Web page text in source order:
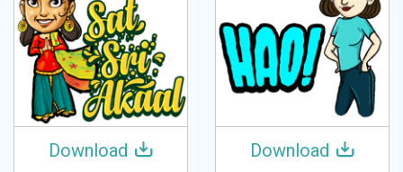
Download Download